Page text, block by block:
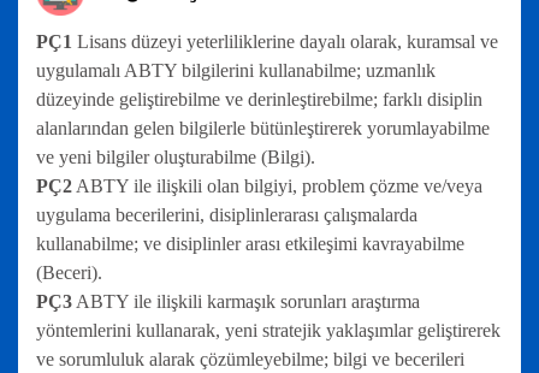
PÇ1 Lisans düzeyi yeterliliklerine dayalı olarak, kuramsal ve
uygulamalı ABTY bilgilerini kullanabilme; uzmanlık
düzeyinde geliştirebilme ve derinleştirebilme; farklı disiplin
alanlarından gelen bilgilerle bütünleştirerek yorumlayabilme
ve yeni bilgiler oluşturabilme (Bilgi).
PÇ2 ABTY ile ilişkili olan bilgiyi, problem çözme ve/veya
uygulama becerilerini, disiplinlerarası çalışmalarda
kullanabilme; ve disiplinler arası etkileşimi kavrayabilme
(Beceri).
PÇ3 ABTY ile ilişkili karmaşık sorunları araştırma
yöntemlerini kullanarak, yeni stratejik yaklaşımlar geliştirerek
ve sorumluluk alarak çözümleyebilme; bilgi ve becerileri